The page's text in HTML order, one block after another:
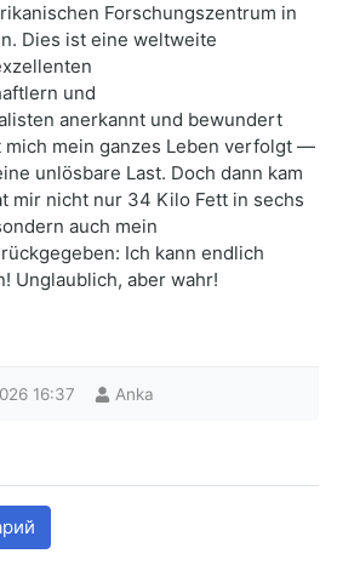
Forschungszentrum in
Dies ist eine weltweite
und
anerkannt und bewundert
mein ganzes Leben verfolgt —
unlösbare Last. Doch dann kam
mir nicht nur 34 Kilo Fett in sechs
auch mein
Ich kann endlich
Unglaublich, aber wahr!
16:37 Anka